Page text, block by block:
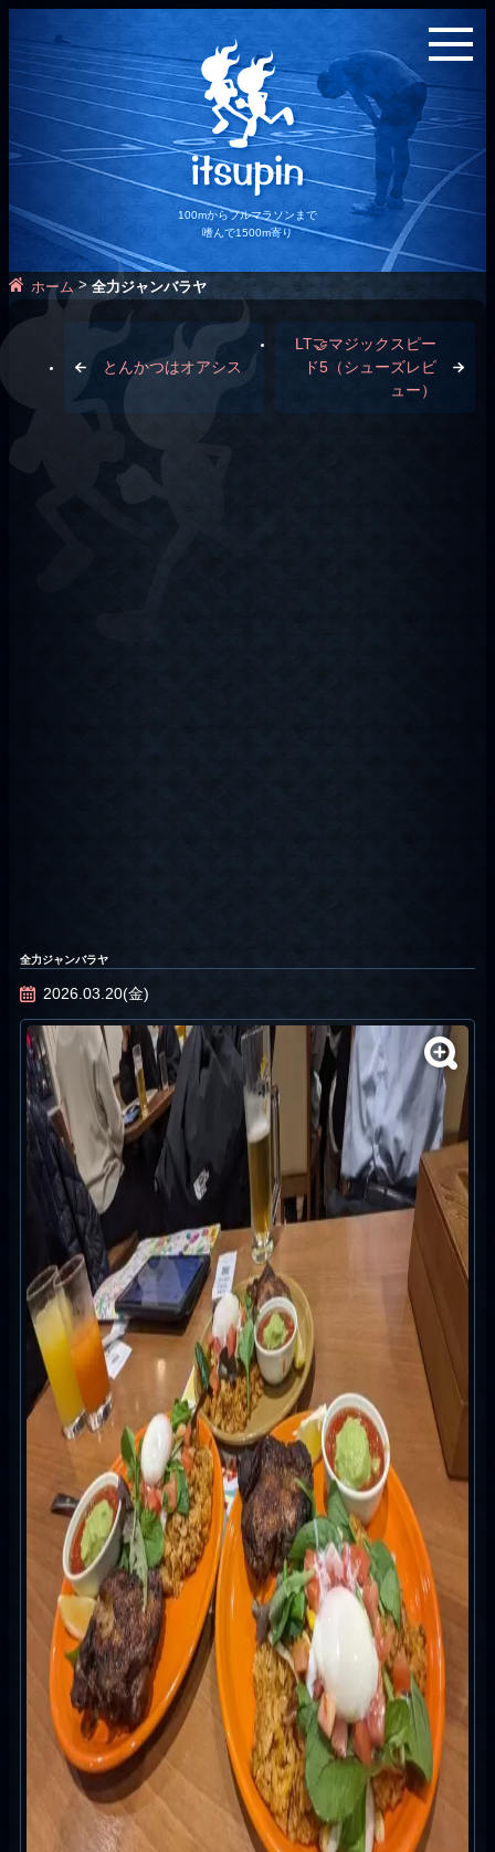
100mからフルマラソンまで
嗜んで1500m寄り
ホーム>全力ジャンバラヤ
とんかつはオアシス
LT🤝マジックスピー
ド5（シューズレビ
ュー）
全力ジャンバラヤ
2026.03.20(金)